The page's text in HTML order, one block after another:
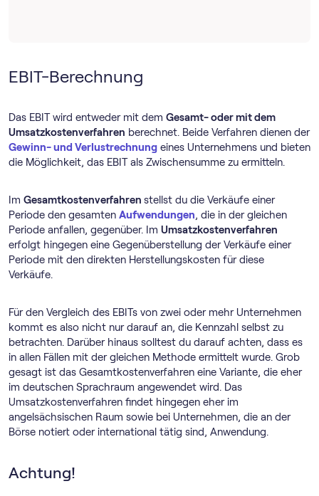
EBIT-Berechnung
Das EBIT wird entweder mit dem Gesamt- oder mit dem
Umsatzkostenverfahren berechnet. Beide Verfahren dienen der
Gewinn- und Verlustrechnung eines Unternehmens und bieten
die Möglichkeit, das EBIT als Zwischensumme zu ermitteln.
Im Gesamtkostenverfahren stellst du die Verkäufe einer
Periode den gesamten Aufwendungen, die in der gleichen
Periode anfallen, gegenüber. Im Umsatzkostenverfahren
erfolgt hingegen eine Gegenüberstellung der Verkäufe einer
Periode mit den direkten Herstellungskosten für diese
Verkäufe.
Für den Vergleich des EBITs von zwei oder mehr Unternehmen
kommt es also nicht nur darauf an, die Kennzahl selbst zu
betrachten. Darüber hinaus solltest du darauf achten, dass es
in allen Fällen mit der gleichen Methode ermittelt wurde. Grob
gesagt ist das Gesamtkostenverfahren eine Variante, die eher
im deutschen Sprachraum angewendet wird. Das
Umsatzkostenverfahren findet hingegen eher im
angelsächsischen Raum sowie bei Unternehmen, die an der
Börse notiert oder international tätig sind, Anwendung.
Achtung!